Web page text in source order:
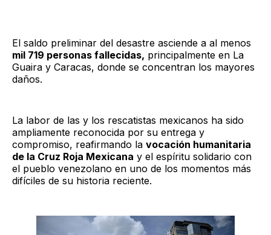
El saldo preliminar del desastre asciende a al menos
mil 719 personas fallecidas, principalmente en La
Guaira y Caracas, donde se concentran los mayores
daños.
La labor de las y los rescatistas mexicanos ha sido
ampliamente reconocida por su entrega y
compromiso, reafirmando la vocación humanitaria
de la Cruz Roja Mexicana y el espíritu solidario con
el pueblo venezolano en uno de los momentos más
difíciles de su historia reciente.